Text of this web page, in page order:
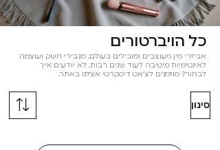
כל הויברטורים
אביזרי מין מעוצבים ומובילים בעולם, מגבירי חשק ועוצמה
לאינטימיות מיטיבה לעוד שנים רבות. לא יודעים איך
לבחור? מוזמנים לצ'אט דיסקרטי אצלנו באתר.
סינון